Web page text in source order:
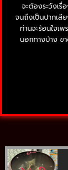
จะต้องระวังเ
จนถึงเป็นปากเ
ท่านจะร้อนใจเ
นอกทางบ้าง ข